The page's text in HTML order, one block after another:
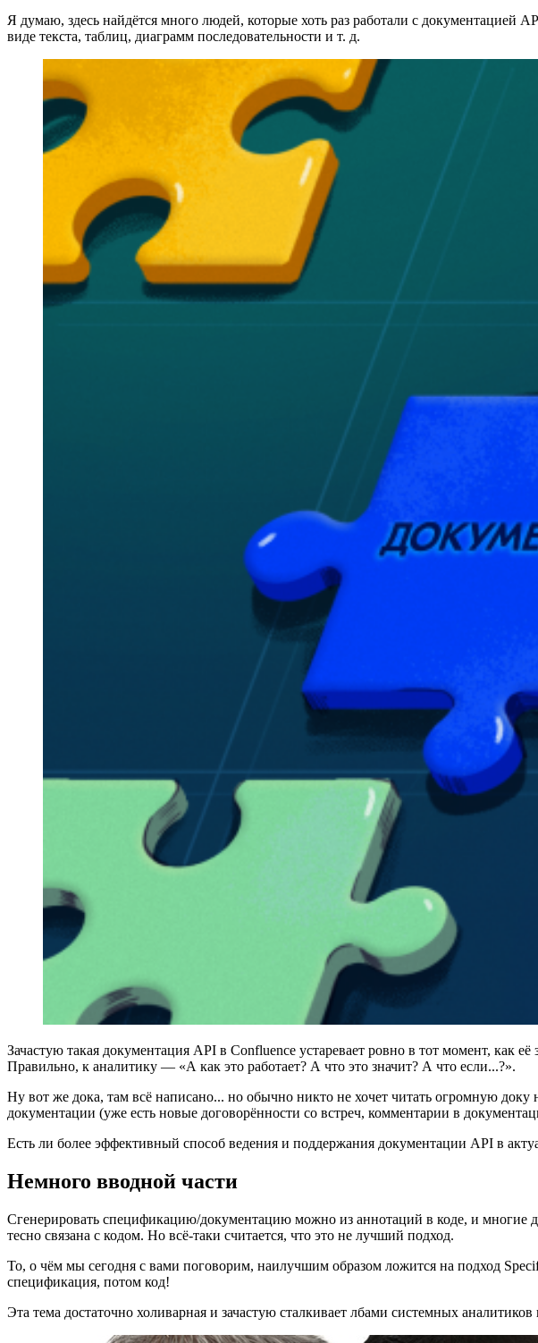
Я думаю, здесь найдётся много людей, которые хоть раз работали с
виде текста, таблиц, диаграмм последовательности и т. д.
Зачастую такая документация API в Confluence устаревает ровно в тот момент, как
Правильно, к аналитику — «А как это работает? А что это значит? А что если...?».
Ну вот же дока, там всё написано... но обычно никто не хочет читать огромную доку
документации (уже есть новые договорённости со встреч, комментарии в
Есть ли более эффективный способ ведения и поддержания документации API в
Немного вводной части
Сгенерировать спецификацию/документацию можно из аннотаций в коде, и многие
тесно связана с кодом. Но всё-таки считается, что это не лучший подход.
То, о чём мы сегодня с вами поговорим, наилучшим образом ложится на подход
спецификация, потом код!
Эта тема достаточно холиварная и зачастую сталкивает лбами системных